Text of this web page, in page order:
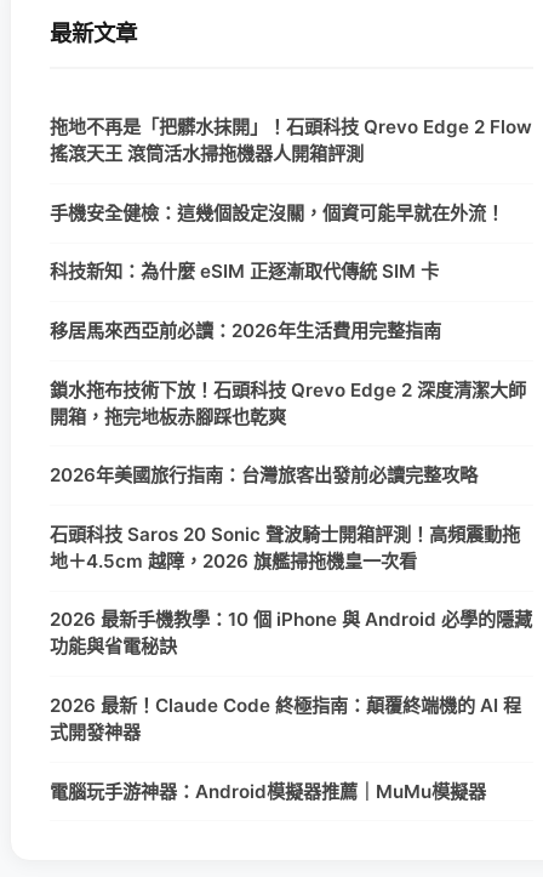
最新文章
拖地不再是「把髒水抹開」！石頭科技 Qrevo Edge 2 Flow
搖滾天王 滾筒活水掃拖機器人開箱評測
手機安全健檢：這幾個設定沒關，個資可能早就在外流！
科技新知：為什麼 eSIM 正逐漸取代傳統 SIM 卡
移居馬來西亞前必讀：2026年生活費用完整指南
鎖水拖布技術下放！石頭科技 Qrevo Edge 2 深度清潔大師
開箱，拖完地板赤腳踩也乾爽
2026年美國旅行指南：台灣旅客出發前必讀完整攻略
石頭科技 Saros 20 Sonic 聲波騎士開箱評測！高頻震動拖
地＋4.5cm 越障，2026 旗艦掃拖機皇一次看
2026 最新手機教學：10 個 iPhone 與 Android 必學的隱藏
功能與省電秘訣
2026 最新！Claude Code 終極指南：顛覆終端機的 AI 程
式開發神器
電腦玩手游神器：Android模擬器推薦｜MuMu模擬器